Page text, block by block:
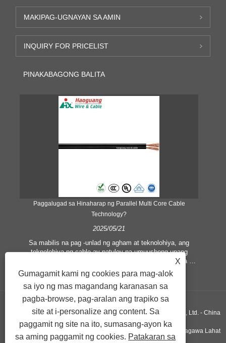
MAKIPAG-UGNAYAN SA AMIN
INQUIRY FOR PRICELIST
PINAKABAGONG BALITA
Paggalugad sa Hinaharap ng Parallel Multi Core Cable
Technology?
2025/05/21
Sa mabilis na pag -unlad ng agham at teknolohiya, ang
teknolohiya ng cable ay patuloy na umuusbong upang
umangkop sa lumalagong mga pangangailangan ng data at
kumplikadong mga sistema ng komunikasyon. Sa larangang
ito, ang "Parallel Multi Core Cable" ay naging isang keyword
na nakakaakit ng maraming pansin, na kumakatawan sa
isang bagong uri ng disenyo ng cable na idinisenyo upang
mapabuti ang kahusayan ng paghahatid, bawasan ang
latency, at matugunan ang mga kinakailangan ng modernong
kagamitan sa komunikasyon.
Copyright © 2019 Xiangshan Haoguang Electric Wire & Cable Co, Ltd. - China
Fire Alarm Cables, Single Core Cables Supplier, PVC Cables Tagagawa Lahat
X
Gumagamit kami ng cookies para mag-alok
sa iyo ng mas magandang karanasan sa
pagba-browse, pag-aralan ang trapiko sa
site at i-personalize ang content. Sa
paggamit ng site na ito, sumasang-ayon ka
sa aming paggamit ng cookies. Patakaran sa